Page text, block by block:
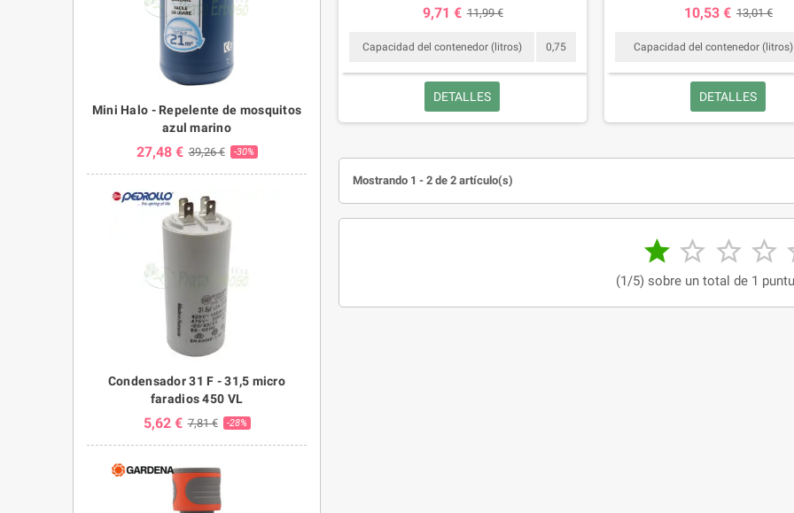
Mini Halo - Repelente de mosquitos
azul marino
27,48 € 39,26 € -30%
Condensador 31 F - 31,5 micro
faradios 450 VL
5,62 € 7,81 € -28%
9,71 € 11,99 €
Capacidad del contenedor (litros) 0,75
DETALLES
10,53 € 13,01 €
Capacidad del contenedor (litros)
DETALLES
Mostrando 1 - 2 de 2 artículo(s)
   
(1/5) sobre un total de 1